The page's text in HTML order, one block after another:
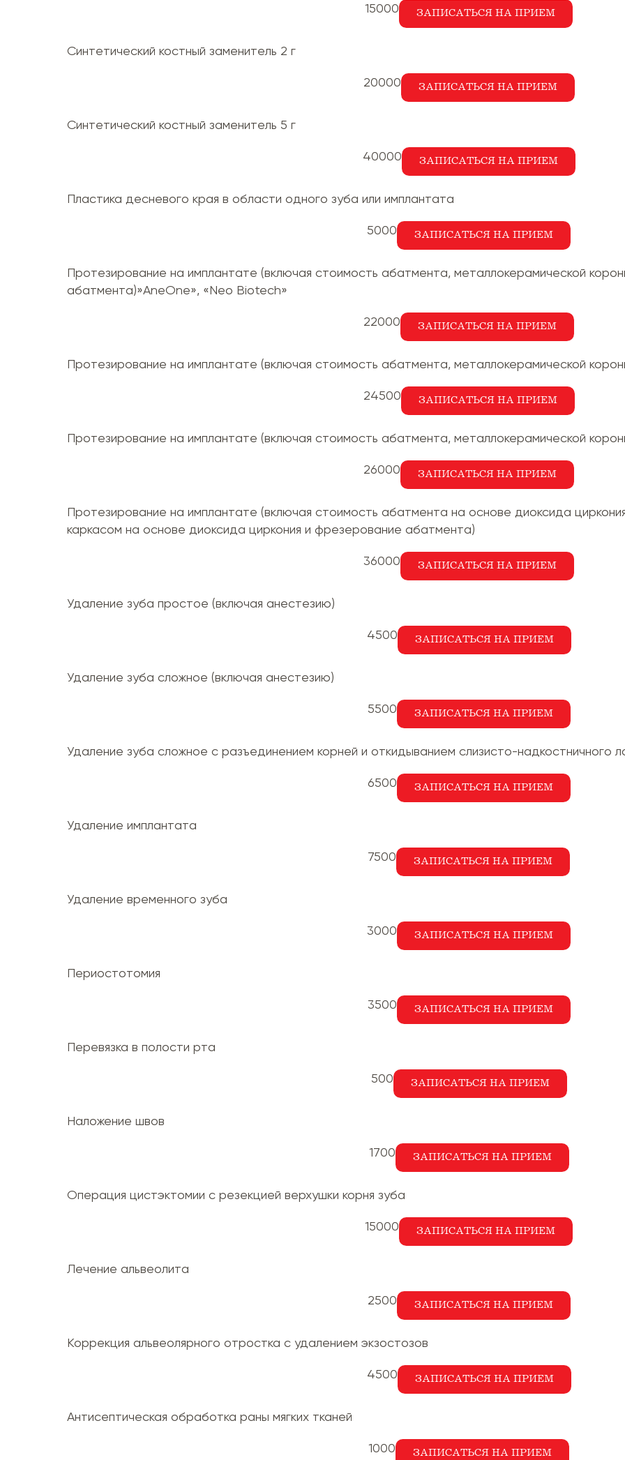
15000 ЗАПИСАТЬСЯ НА ПРИЕМ
Синтетический костный заменитель 2 г
20000 ЗАПИСАТЬСЯ НА ПРИЕМ
Синтетический костный заменитель 5 г
40000 ЗАПИСАТЬСЯ НА ПРИЕМ
Пластика десневого края в области одного зуба или имплантата
5000 ЗАПИСАТЬСЯ НА ПРИЕМ
Протезирование на имплантате (включая стоимость абатмента, металлокерамической
абатмента)»AneOne», «Neo Biotech»
22000 ЗАПИСАТЬСЯ НА ПРИЕМ
Протезирование на имплантате (включая стоимость абатмента, металлокерамической
24500 ЗАПИСАТЬСЯ НА ПРИЕМ
Протезирование на имплантате (включая стоимость абатмента, металлокерамической
26000 ЗАПИСАТЬСЯ НА ПРИЕМ
Протезирование на имплантате (включая стоимость абатмента на основе диоксида
каркасом на основе диоксида циркония и фрезерование абатмента)
36000 ЗАПИСАТЬСЯ НА ПРИЕМ
Удаление зуба простое (включая анестезию)
4500 ЗАПИСАТЬСЯ НА ПРИЕМ
Удаление зуба сложное (включая анестезию)
5500 ЗАПИСАТЬСЯ НА ПРИЕМ
Удаление зуба сложное с разъединением корней и откидыванием слизисто-надкостничного
6500 ЗАПИСАТЬСЯ НА ПРИЕМ
Удаление имплантата
7500 ЗАПИСАТЬСЯ НА ПРИЕМ
Удаление временного зуба
3000 ЗАПИСАТЬСЯ НА ПРИЕМ
Периостотомия
3500 ЗАПИСАТЬСЯ НА ПРИЕМ
Перевязка в полости рта
500 ЗАПИСАТЬСЯ НА ПРИЕМ
Наложение швов
1700 ЗАПИСАТЬСЯ НА ПРИЕМ
Операция цистэктомии с резекцией верхушки корня зуба
15000 ЗАПИСАТЬСЯ НА ПРИЕМ
Лечение альвеолита
2500 ЗАПИСАТЬСЯ НА ПРИЕМ
Коррекция альвеолярного отростка с удалением экзостозов
4500 ЗАПИСАТЬСЯ НА ПРИЕМ
Антисептическая обработка раны мягких тканей
1000 ЗАПИСАТЬСЯ НА ПРИЕМ